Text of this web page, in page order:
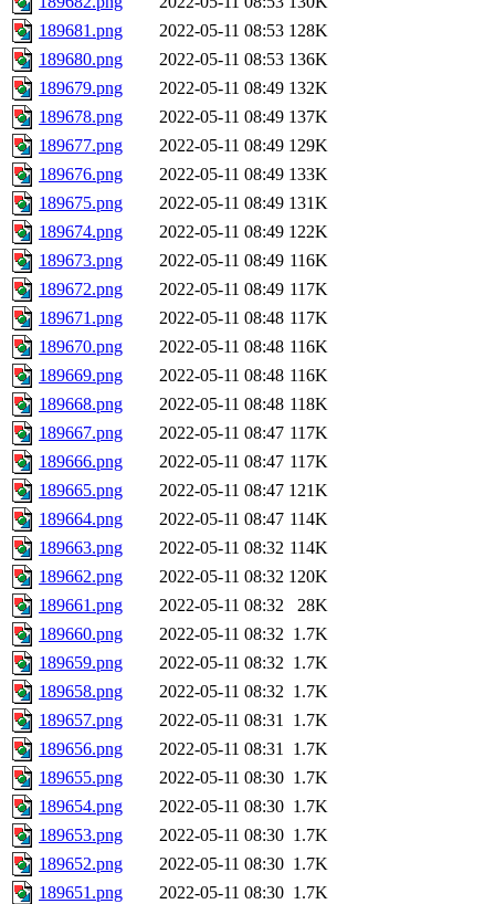
189681.png
2022-05-11 08:53 128K
189680.png
2022-05-11 08:53 136K
189679.png
2022-05-11 08:49 132K
189678.png
2022-05-11 08:49 137K
189677.png
2022-05-11 08:49 129K
189676.png
2022-05-11 08:49 133K
189675.png
2022-05-11 08:49 131K
189674.png
2022-05-11 08:49 122K
189673.png
2022-05-11 08:49 116K
189672.png
2022-05-11 08:49 117K
189671.png
2022-05-11 08:48 117K
189670.png
2022-05-11 08:48 116K
189669.png
2022-05-11 08:48 116K
189668.png
2022-05-11 08:48 118K
189667.png
2022-05-11 08:47 117K
189666.png
2022-05-11 08:47 117K
189665.png
2022-05-11 08:47 121K
189664.png
2022-05-11 08:47 114K
189663.png
2022-05-11 08:32 114K
189662.png
2022-05-11 08:32 120K
189661.png
2022-05-11 08:32
28K
189660.png
2022-05-11 08:32 1.7K
189659.png
2022-05-11 08:32 1.7K
189658.png
2022-05-11 08:32 1.7K
189657.png
2022-05-11 08:31 1.7K
189656.png
2022-05-11 08:31 1.7K
189655.png
2022-05-11 08:30 1.7K
189654.png
2022-05-11 08:30 1.7K
189653.png
2022-05-11 08:30 1.7K
189652.png
2022-05-11 08:30 1.7K
189651.png
2022-05-11 08:30 1.7K